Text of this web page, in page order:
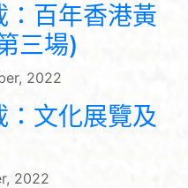
百年香港黃
三場)
2022
文化展覽及
2022